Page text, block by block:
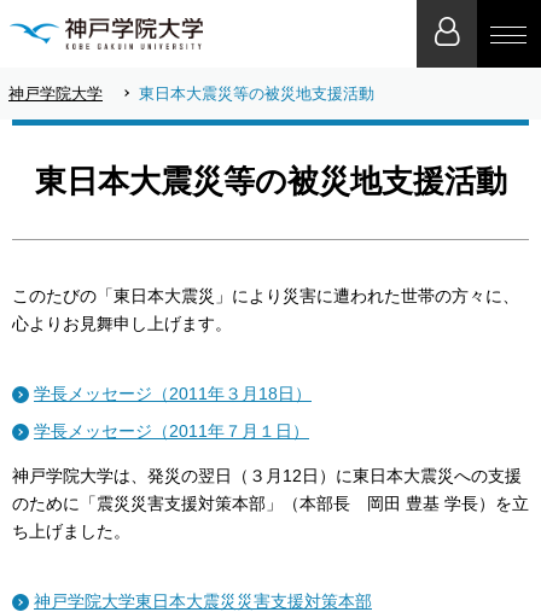
神戸学院大学 東日本大震災等の被災地支援活動
東日本大震災等の被災地支援活動
このたびの「東日本大震災」により災害に遭われた世帯の方々に、
心よりお見舞申し上げます。
学長メッセージ（2011年３月18日）
学長メッセージ（2011年７月１日）
神戸学院大学は、発災の翌日（３月12日）に東日本大震災への支援
のために「震災災害支援対策本部」（本部長 岡田 豊基 学長）を立
ち上げました。
神戸学院大学東日本大震災災害支援対策本部